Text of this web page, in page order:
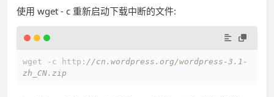
使用 wget - c 重新启动下载中断的文件:
wget - c http: //cn.wordpress.org/wordpress-3.1-
zh_CN.zip